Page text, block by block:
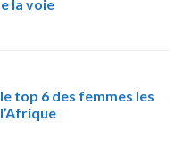
la voie
top 6 des femmes les